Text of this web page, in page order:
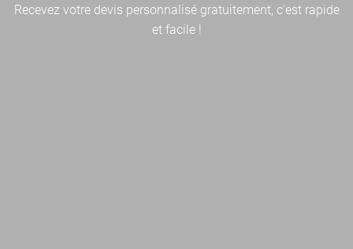
Recevez votre devis personnalisé gratuitement, c'est rapide
et facile !